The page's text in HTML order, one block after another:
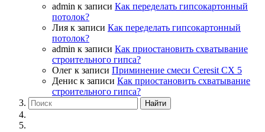
admin к записи Как переделать гипсокартонный
потолок?
Лия к записи Как переделать гипсокартонный
потолок?
admin к записи Как приостановить схватывание
строительного гипса?
Олег к записи Приминение смеси Ceresit СХ 5
Денис к записи Как приостановить схватывание
строительного гипса?